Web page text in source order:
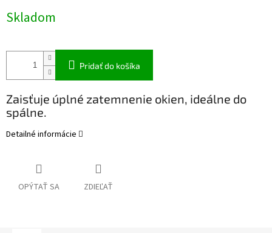
cena:
Skladom
Pridať do košíka
Zaisťuje úplné zatemnenie okien, ideálne do
spálne.
Detailné informácie
OPÝTAŤ SA ZDIEĽAŤ